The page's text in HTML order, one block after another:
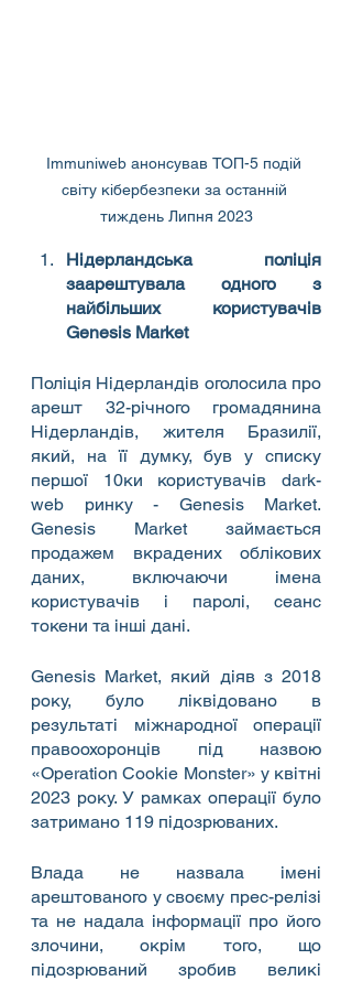
Immuniweb анонсував TOП-5 подій
світу кібербезпеки за останній
тиждень Липня 2023
Нідерландська поліція
заарештувала одного з
найбільших користувачів
Genesis Market
Поліція Нідерландів оголосила про
арешт 32-річного громадянина
Нідерландів, жителя Бразилії,
який, на її думку, був у списку
першої 10ки користувачів dark-
web ринку - Genesis Market.
Genesis Market займається
продажем вкрадених облікових
даних, включаючи імена
користувачів і паролі, сеанс
токени та інші дані.
Genesis Market, який діяв з 2018
року, було ліквідовано в
результаті міжнародної операції
правоохоронців під назвою
«Operation Cookie Monster» у квітні
2023 року. У рамках операції було
затримано 119 підозрюваних.
Влада не назвала імені
арештованого у своєму прес-релізі
та не надала інформації про його
злочини, окрім того, що
підозрюваний зробив великі